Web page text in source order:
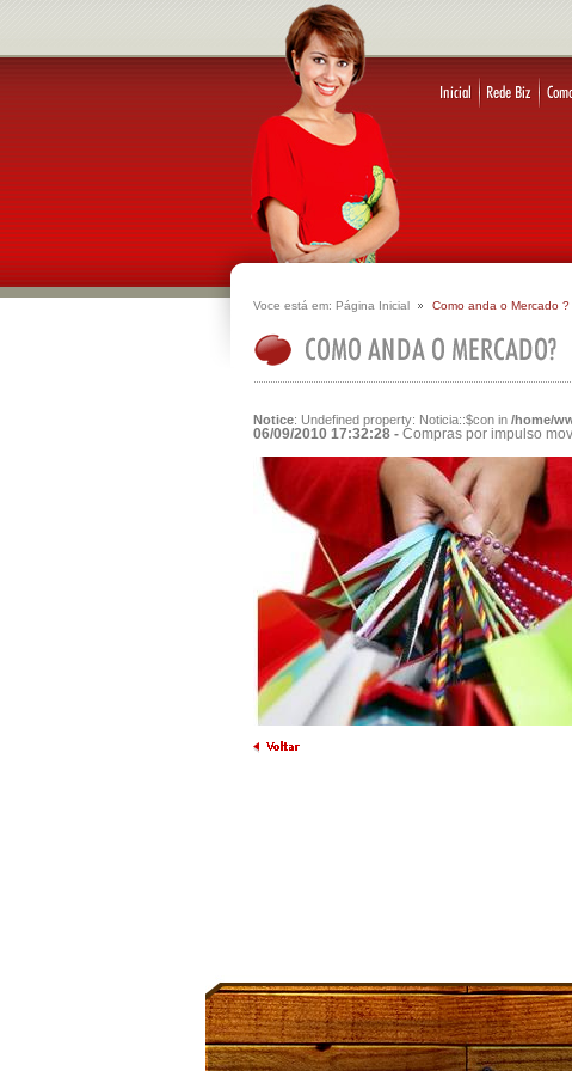
Voce está em: Página Inicial Como anda o Mercado ?
Notice: Undefined property: Noticia::$con in /home/
06/09/2010 17:32:28 - Compras por impulso